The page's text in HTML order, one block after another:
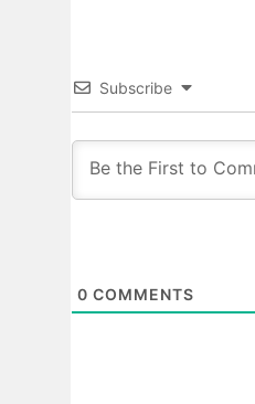
Subscribe
0 COMMENTS